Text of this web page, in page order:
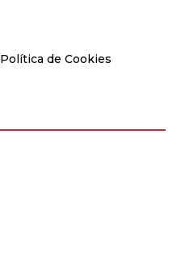
Política de Cookies